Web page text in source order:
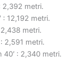
2,392 metri.
12,192 metri.
metri.
2,591 metri.
40′ : 2,340 metri.